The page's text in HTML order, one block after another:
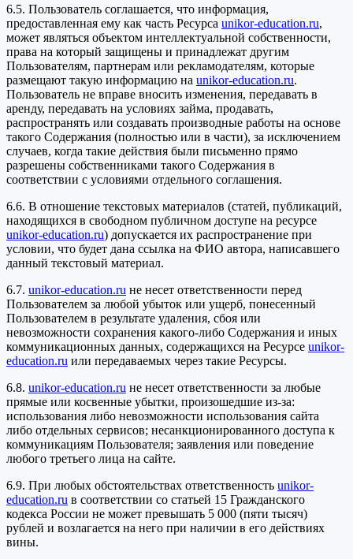
6.5. Пользователь соглашается, что информация,
предоставленная ему как часть Ресурса unikor-education.ru,
может являться объектом интеллектуальной собственности,
права на который защищены и принадлежат другим
Пользователям, партнерам или рекламодателям, которые
размещают такую информацию на unikor-education.ru.
Пользователь не вправе вносить изменения, передавать в
аренду, передавать на условиях займа, продавать,
распространять или создавать производные работы на основе
такого Содержания (полностью или в части), за исключением
случаев, когда такие действия были письменно прямо
разрешены собственниками такого Содержания в
соответствии с условиями отдельного соглашения.
6.6. В отношение текстовых материалов (статей, публикаций,
находящихся в свободном публичном доступе на ресурсе
unikor-education.ru) допускается их распространение при
условии, что будет дана ссылка на ФИО автора, написавшего
данный текстовый материал.
6.7. unikor-education.ru не несет ответственности перед
Пользователем за любой убыток или ущерб, понесенный
Пользователем в результате удаления, сбоя или
невозможности сохранения какого-либо Содержания и иных
коммуникационных данных, содержащихся на Ресурсе unikor-
education.ru или передаваемых через такие Ресурсы.
6.8. unikor-education.ru не несет ответственности за любые
прямые или косвенные убытки, произошедшие из-за:
использования либо невозможности использования сайта
либо отдельных сервисов; несанкционированного доступа к
коммуникациям Пользователя; заявления или поведение
любого третьего лица на сайте.
6.9. При любых обстоятельствах ответственность unikor-
education.ru в соответствии со статьей 15 Гражданского
кодекса России не может превышать 5 000 (пяти тысяч)
рублей и возлагается на него при наличии в его действиях
вины.